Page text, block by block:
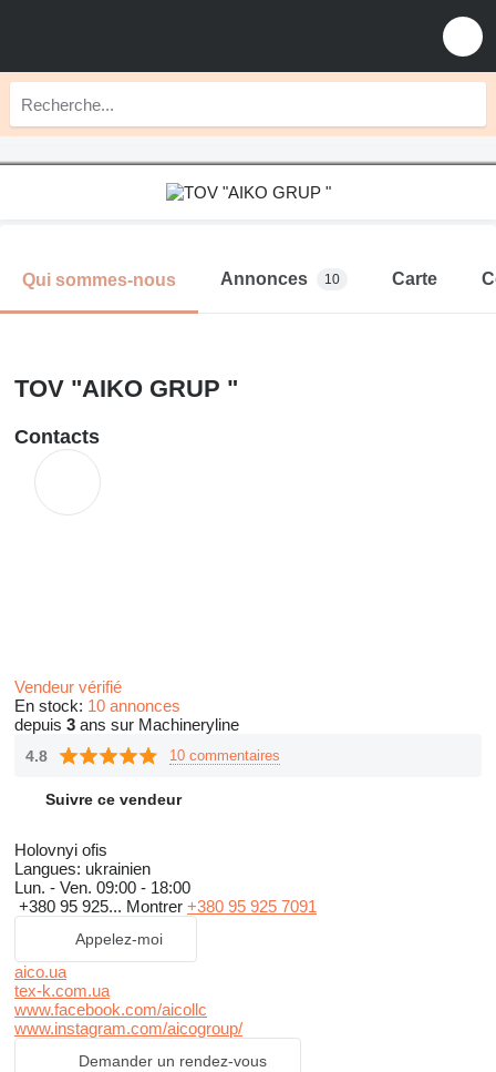
Qui sommes-nous Annonces 10 Carte
TOV "AIKO GRUP "
Contacts
Vendeur vérifié
En stock: 10 annonces
depuis 3 ans sur Machineryline
4.8 10 commentaires
Suivre ce vendeur
Holovnyi ofis
Langues: ukrainien
Lun. - Ven. 09:00 - 18:00
+380 95 925... Montrer +380 95 925 7091
Appelez-moi
aico.ua
tex-k.com.ua
www.facebook.com/aicollc
www.instagram.com/aicogroup/
Demander un rendez-vous